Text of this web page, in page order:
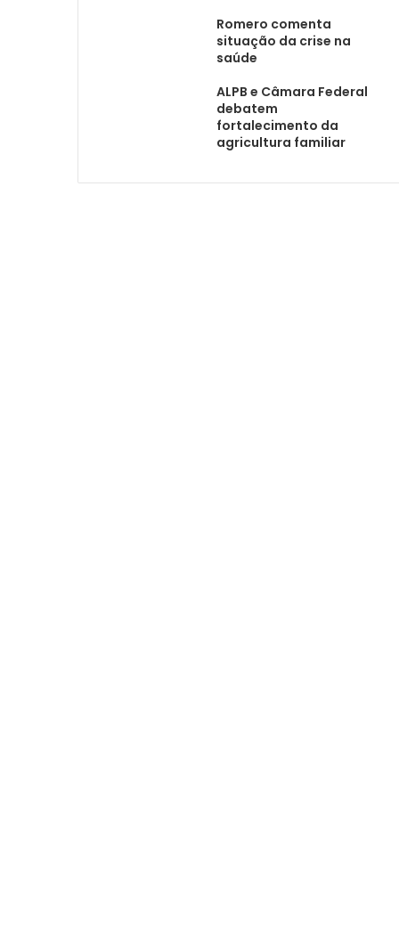
Romero comenta
situação da crise na
saúde
ALPB e Câmara Federal
debatem
fortalecimento da
agricultura familiar